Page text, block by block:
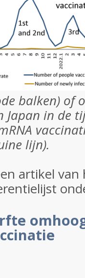
balken) of
Japan in de
lijn).
artikel